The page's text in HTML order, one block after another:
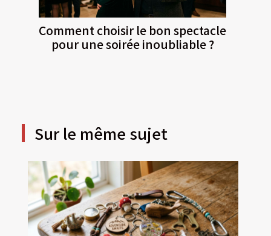
Comment choisir le bon spectacle
pour une soirée inoubliable ?
Sur le même sujet